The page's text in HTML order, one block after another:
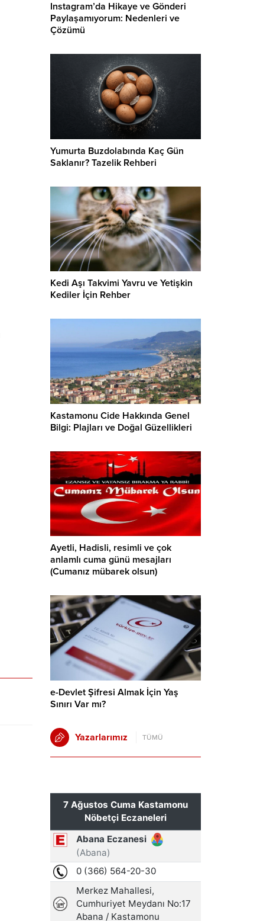
Instagram’da Hikaye ve Gönderi
Paylaşamıyorum: Nedenleri ve
Çözümü
Yumurta Buzdolabında Kaç Gün
Saklanır? Tazelik Rehberi
Kedi Aşı Takvimi Yavru ve Yetişkin
Kediler İçin Rehber
Kastamonu Cide Hakkında Genel
Bilgi: Plajları ve Doğal Güzellikleri
Ayetli, Hadisli, resimli ve çok
anlamlı cuma günü mesajları
(Cumanız mübarek olsun)
e-Devlet Şifresi Almak İçin Yaş
Sınırı Var mı?
Yazarlarımız TÜMÜ